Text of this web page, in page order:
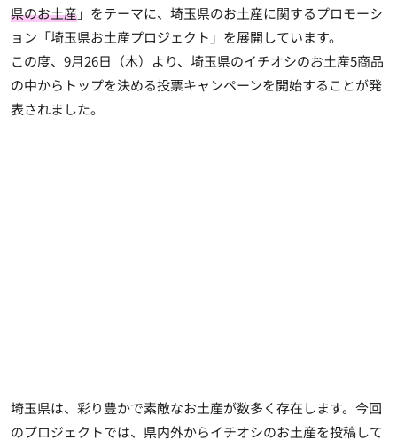
県のお土産」をテーマに、埼玉県のお土産に関するプロモーシ
ョン「埼玉県お土産プロジェクト」を展開しています。
この度、9月26日（木）より、 埼玉県のイチオシのお土産5商品
の中からトップを決める投票キャンペーンを開始することが発
表されました。
埼玉県は、彩り豊かで素敵なお土産が数多く存在します。今回
のプロジェクトでは、県内外からイチオシのお土産を投稿して